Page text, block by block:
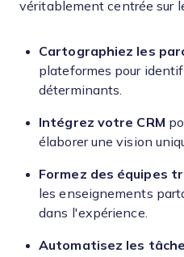
véritablement centrée sur
Cartographiez les
plateformes pour
déterminants.
Intégrez votre CRM
élaborer une vision
Formez des équipes
les enseignements
dans l'expérience.
Automatisez les